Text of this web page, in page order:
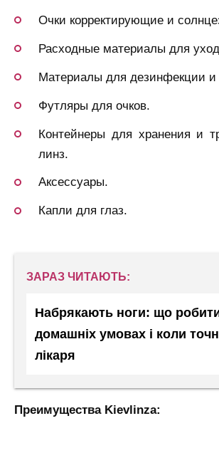
Очки корректирующие и
Расходные материалы для
Материалы для дезинфекции и
Футляры для очков.
Контейнеры для хранения и
линз.
Аксессуары.
Капли для глаз.
ЗАРАЗ ЧИТАЮТЬ:
Набрякають ноги: що
домашніх умовах і коли
лікаря
Преимущества Kievlinza: